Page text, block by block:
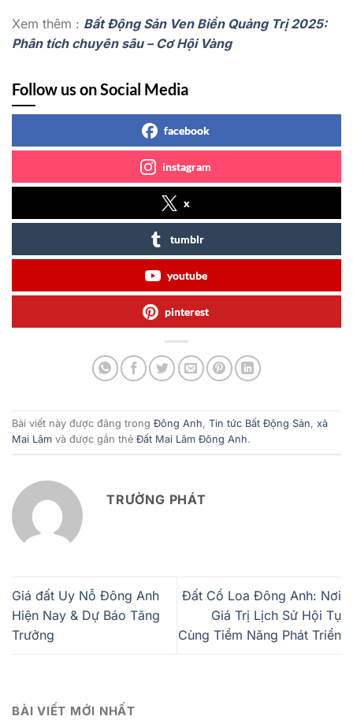
Xem thêm : Bất Động Sản Ven Biển Quảng Trị 2025:
Phân tích chuyên sâu – Cơ Hội Vàng
Follow us on Social Media
facebook
instagram
x
tumblr
youtube
pinterest
Bài viết này được đăng trong Đông Anh, Tin tức Bất Động Sản, xã
Mai Lâm và được gắn thẻ Đất Mai Lâm Đông Anh.
TRƯỜNG PHÁT
Giá đất Uy Nỗ Đông Anh
Hiện Nay & Dự Báo Tăng
Trưởng
Đất Cổ Loa Đông Anh: Nơi
Giá Trị Lịch Sử Hội Tụ
Cùng Tiềm Năng Phát Triển
BÀI VIẾT MỚI NHẤT